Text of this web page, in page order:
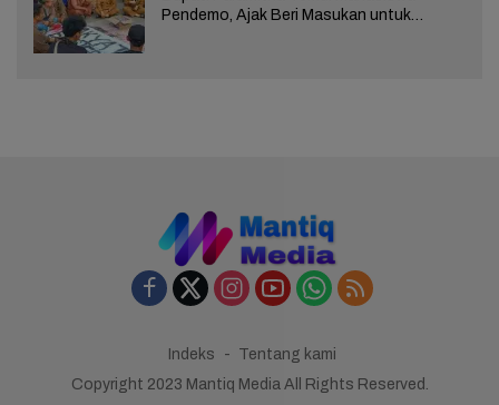
Pendemo, Ajak Beri Masukan untuk
Indeks
Tentang kami
Copyright 2023 Mantiq Media All Rights Reserved.